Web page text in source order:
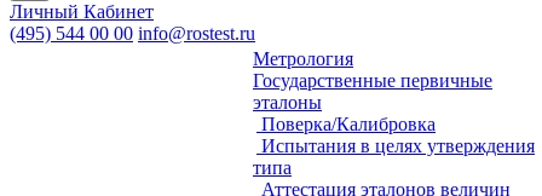
Личный Кабинет
(495) 544 00 00 info@rostest.ru
Метрология
Государственные первичные
эталоны
Поверка/Калибровка
Испытания в целях утверждения
типа
Аттестация эталонов величин